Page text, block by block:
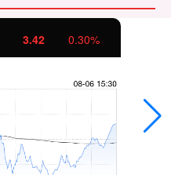
3.42 0.30%